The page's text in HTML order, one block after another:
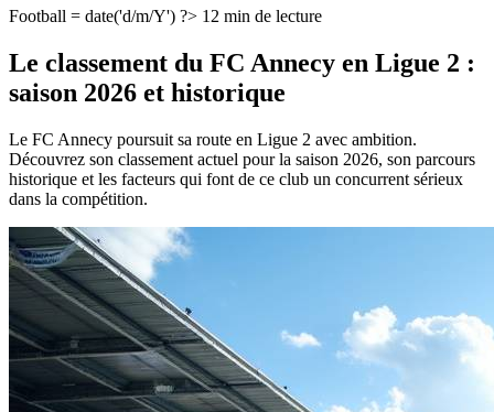
Football = date('d/m/Y') ?> 12 min de lecture
Le classement du FC Annecy en Ligue 2 :
saison 2026 et historique
Le FC Annecy poursuit sa route en Ligue 2 avec ambition.
Découvrez son classement actuel pour la saison 2026, son parcours
historique et les facteurs qui font de ce club un concurrent sérieux
dans la compétition.